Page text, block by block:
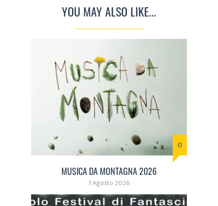
YOU MAY ALSO LIKE...
0
MUSICA DA MONTAGNA 2026
1 Agosto 2026